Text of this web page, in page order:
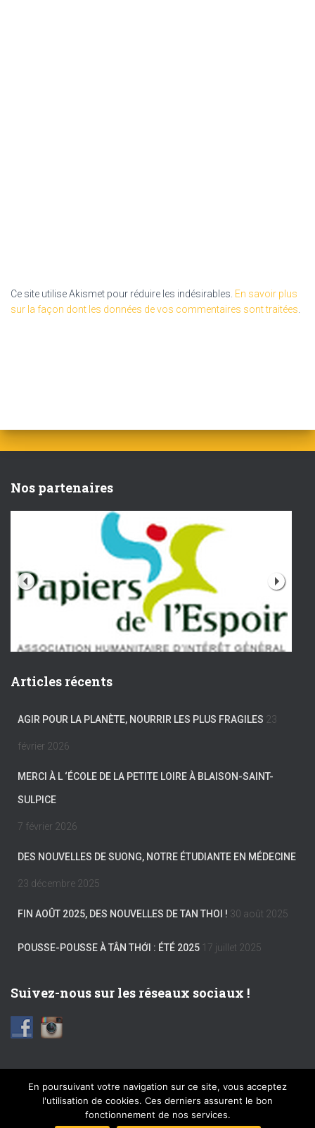
Ce site utilise Akismet pour réduire les indésirables. En savoir plus
sur la façon dont les données de vos commentaires sont traitées
Nos partenaires
Articles récents
AGIR POUR LA PLANÈTE, NOURRIR LES PLUS FRAGILES 23
février 2026
MERCI À L ‘ÉCOLE DE LA PETITE LOIRE À BLAISON-SAINT-
SULPICE
7 février 2026
DES NOUVELLES DE SUONG, NOTRE ÉTUDIANTE EN MÉDECINE
23 décembre 2025
FIN AOÛT 2025, DES NOUVELLES DE TAN THOI ! 30 août 2025
POUSSE-POUSSE À TÂN THỚI : ÉTÉ 2025 17 juillet 2025
Suivez-nous sur les réseaux sociaux !
FACEBOOK INSTAGRAM MENTIONS LÉGALES
En poursuivant votre navigation sur ce site, vous acceptez
l'utilisation de cookies. Ces derniers assurent le bon
fonctionnement de nos services.